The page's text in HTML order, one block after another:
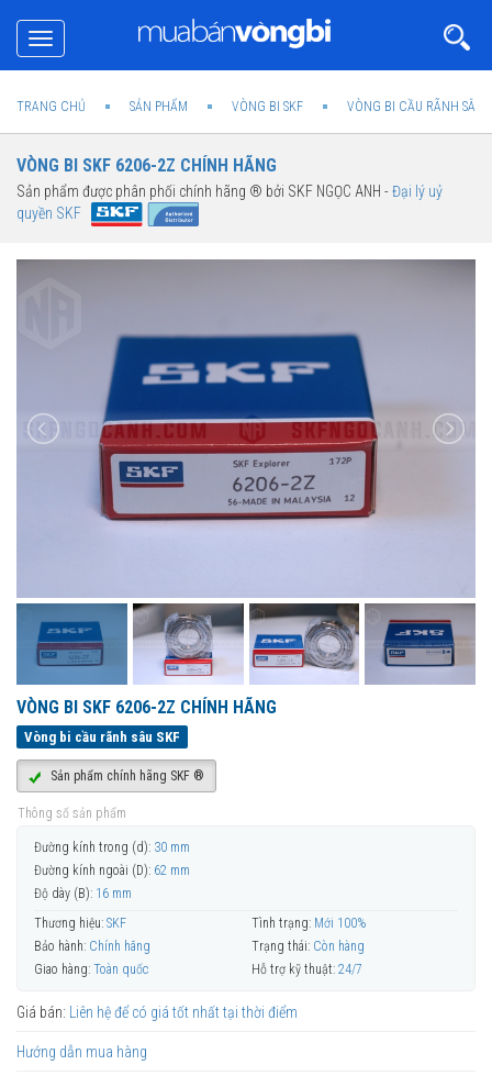
Toggle
navigation
TRANG CHỦ SẢN PHẨM VÒNG BI SKF VÒNG BI CẦU RÃNH SÂU
VÒNG BI SKF 6206-2Z CHÍNH HÃNG
Sản phẩm được phân phối chính hãng ® bởi SKF NGỌC ANH -Đại lý uỷ
quyền SKF
VÒNG BI SKF 6206-2Z CHÍNH HÃNG
Vòng bi cầu rãnh sâu SKF
Sản phẩm chính hãng SKF ®
Thông số sản phẩm
Đường kính trong (d): 30 mm
Đường kính ngoài (D): 62 mm
Độ dày (B): 16 mm
Thương hiệu: SKF Tình trạng: Mới 100%
Bảo hành: Chính hãng Trạng thái: Còn hàng
Giao hàng: Toàn quốc Hỗ trợ kỹ thuật: 24/7
Giá bán: Liên hệ để có giá tốt nhất tại thời điểm
Hướng dẫn mua hàng